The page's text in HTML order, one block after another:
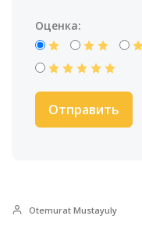
Оценка:
Otemurat Mustayuly